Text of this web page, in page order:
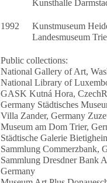
Kunsthalle
1992
Kunstmuseum
Landesmuseum
Public collections:
National Gallery of Art,
National Library of
GASK Kutná Hora,
Germany Städtisches
Villa Zander, Germany
Museum am Dom Trier,
Städtische Galerie
Sammlung Commerzbank,
Sammlung Dresdner Bank
Germany